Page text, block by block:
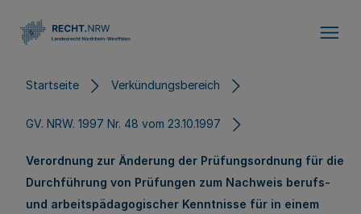
Startseite Verkündungsbereich
GV. NRW. 1997 Nr. 48 vom 23.10.1997
Verordnung zur Änderung der Prüfungsordnung für die
Durchführung von Prüfungen zum Nachweis berufs-
und arbeitspädagogischer Kenntnisse für in einem